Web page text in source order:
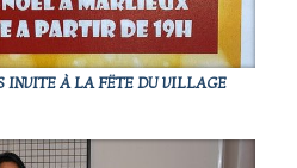
INVITE À LA FËTE DU VILLAGE